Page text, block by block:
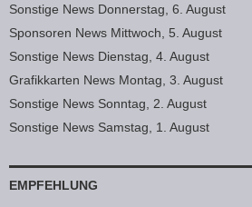
Sonstige News Donnerstag, 6. August
Sponsoren News Mittwoch, 5. August
Sonstige News Dienstag, 4. August
Grafikkarten News Montag, 3. August
Sonstige News Sonntag, 2. August
Sonstige News Samstag, 1. August
EMPFEHLUNG